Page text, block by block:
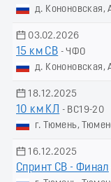
д. Кононовская,
03.02.2026
15 км СВ - ЧФО
д. Кононовская,
18.12.2025
10 км КЛ
- ВС19-20
г. Тюмень,
16.12.2025
Спринт СВ - Финал